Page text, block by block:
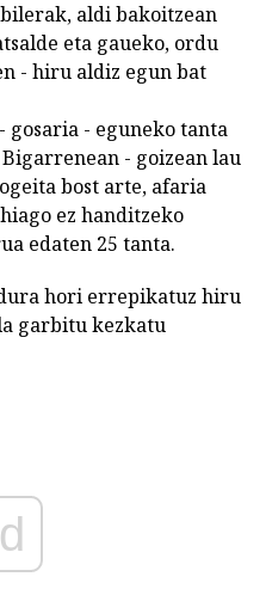
aldi bakoitzean
eta gaueko, ordu
- hiru aldiz egun bat
gosaria - eguneko tanta
- goizean lau
bost arte, afaria
ez handitzeko
edaten 25 tanta.
hori errepikatuz hiru
garbitu kezkatu